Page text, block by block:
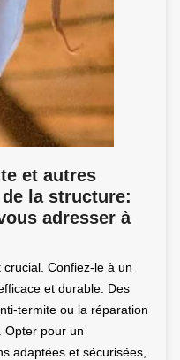
et autres
la structure:
adresser à
Confiez-le à un
et durable. Des
termite ou la réparation
Opter pour un
adaptées et sécurisées,